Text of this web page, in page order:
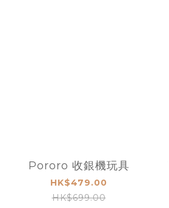
Pororo 收銀機玩具
HK$479.00
HK$699.00